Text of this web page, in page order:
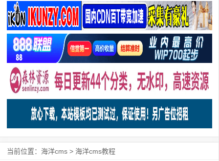
当前位置： 海洋cms > 海洋cms教程